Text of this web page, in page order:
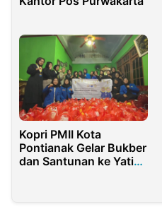
Kopri PMII Kota
Pontianak Gelar Bukber
dan Santunan ke Yatim